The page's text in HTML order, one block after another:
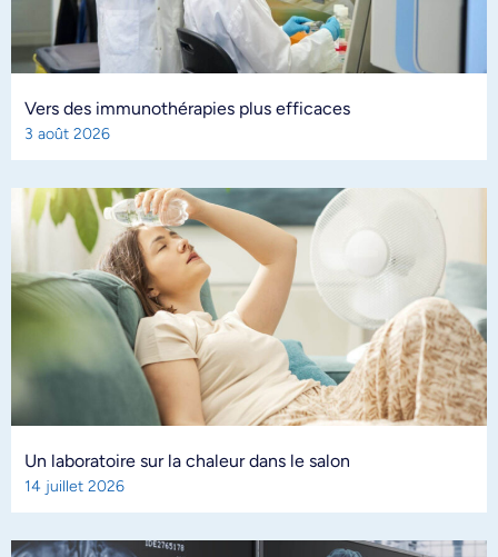
Vers des immunothérapies plus efficaces
3 août 2026
Un laboratoire sur la chaleur dans le salon
14 juillet 2026